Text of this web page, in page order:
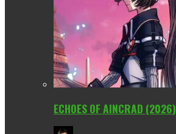
ECHOES OF AINCRAD (2026)